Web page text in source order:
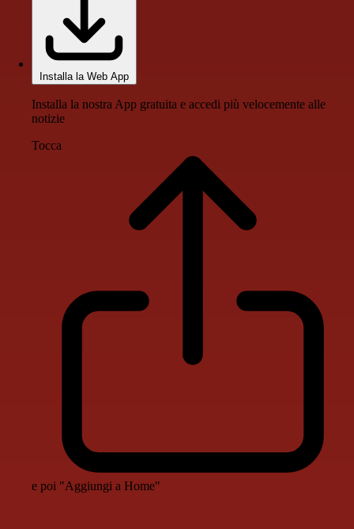
Installa la Web App
Installa la nostra App gratuita e accedi più velocemente alle
notizie
Tocca
e poi "Aggiungi a Home"